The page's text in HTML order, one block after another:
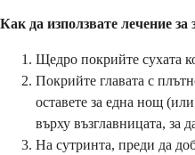
Как да използвате лечение за
Щедро покрийте сухата
Покрийте главата с
оставете за една нощ
върху възглавницата, за
На сутринта, преди да